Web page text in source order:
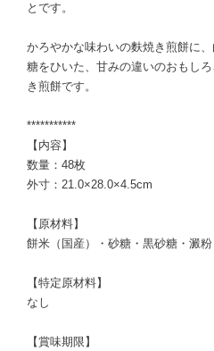
とです。
かろやかな味わいの麩焼き煎餅に
糖をひいた、甘みの違いのおもし
き煎餅です。
***********
【内容】
数量：48枚
外寸：21.0×28.0×4.5cm
【原材料】
餅米（国産）・砂糖・黒砂糖・澱粉
【特定原材料】
なし
【賞味期限】